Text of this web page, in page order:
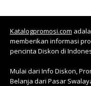
Katalogpromosi.com
memberikan informasi
pencinta Diskon di
Mulai dari Info Diskon,
Belanja dari Pasar